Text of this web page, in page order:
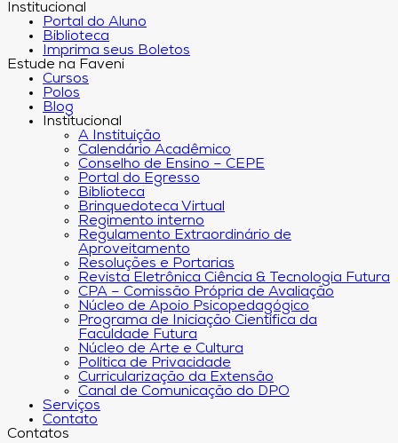
Institucional
Portal do Aluno
Biblioteca
Imprima seus Boletos
Estude na Faveni
Cursos
Polos
Blog
Institucional
A Instituição
Calendário Acadêmico
Conselho de Ensino – CEPE
Portal do Egresso
Biblioteca
Brinquedoteca Virtual
Regimento interno
Regulamento Extraordinário de
Aproveitamento
Resoluções e Portarias
Revista Eletrônica Ciência & Tecnologia Futura
CPA – Comissão Própria de Avaliação
Núcleo de Apoio Psicopedagógico
Programa de Iniciação Científica da
Faculdade Futura
Núcleo de Arte e Cultura
Política de Privacidade
Curricularização da Extensão
Canal de Comunicação do DPO
Serviços
Contato
Contatos